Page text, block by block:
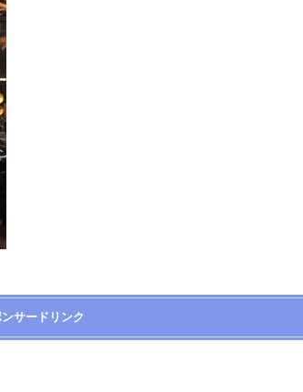
サードリンク